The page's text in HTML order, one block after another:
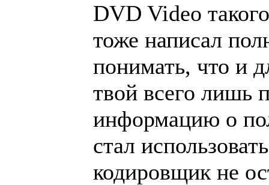
DVD Video
тоже написал
понимать, что и
твой всего лишь
информацию о
стал
кодировщик не